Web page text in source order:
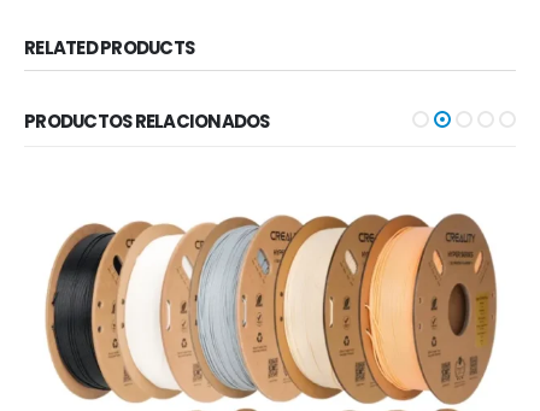
RELATED PRODUCTS
PRODUCTOS RELACIONADOS